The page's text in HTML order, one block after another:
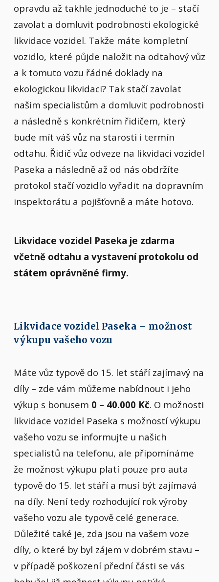
opravdu až takhle jednoduché to je – stačí
zavolat a domluvit podrobnosti ekologické
likvidace vozidel. Takže máte kompletní
vozidlo, které půjde naložit na odtahový vůz
a k tomuto vozu řádné doklady na
ekologickou likvidaci? Tak stačí zavolat
našim specialistům a domluvit podrobnosti
a následně s konkrétním řidičem, který
bude mít váš vůz na starosti i termín
odtahu. Řidič vůz odveze na likvidaci vozidel
Paseka a následně až od nás obdržíte
protokol stačí vozidlo vyřadit na dopravním
inspektorátu a pojišťovně a máte hotovo.
Likvidace vozidel Paseka je zdarma
včetně odtahu a vystavení protokolu od
státem oprávněné firmy.
Likvidace vozidel Paseka – možnost
výkupu vašeho vozu
Máte vůz typově do 15. let stáří zajímavý na
díly – zde vám můžeme nabídnout i jeho
výkup s bonusem 0 – 40.000 Kč. O možnosti
likvidace vozidel Paseka s možností výkupu
vašeho vozu se informujte u našich
specialistů na telefonu, ale připomínáme
že možnost výkupu platí pouze pro auta
typově do 15. let stáří a musí být zajímavá
na díly. Není tedy rozhodující rok výroby
vašeho vozu ale typově celé generace.
Důležité také je, zda jsou na vašem voze
díly, o které by byl zájem v dobrém stavu –
v případě poškození přední části se vás